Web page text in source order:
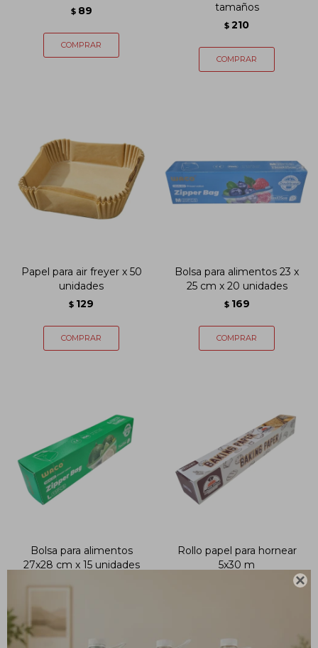

$ 89
tamaños
$ 210
Papel para air freyer x 50
unidades
$ 129
Bolsa para alimentos 23 x
25 cm x 20 unidades
$ 169
Bolsa para alimentos
27x28 cm x 15 unidades
Rollo papel para hornear
5x30 m